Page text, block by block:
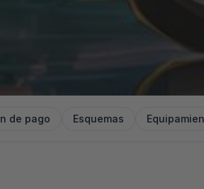
de pago Esquemas